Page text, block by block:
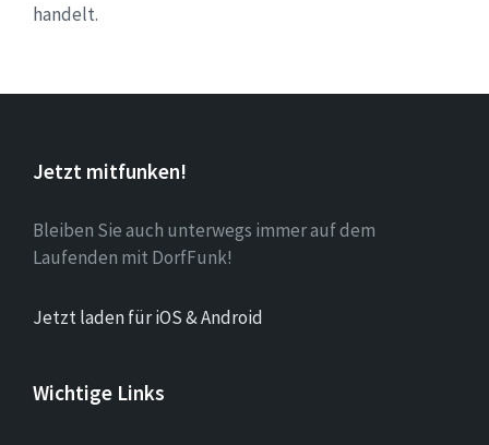
handelt.
Jetzt mitfunken!
Bleiben Sie auch unterwegs immer auf dem
Laufenden mit DorfFunk!
Jetzt laden für iOS & Android
Wichtige Links